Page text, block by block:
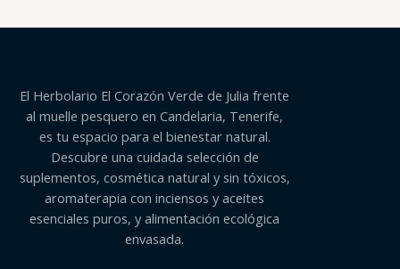
El Herbolario El Corazón Verde de Julia frente
al muelle pesquero en Candelaria, Tenerife,
es tu espacio para el bienestar natural.
Descubre una cuidada selección de
suplementos, cosmética natural y sin tóxicos,
aromaterapia con inciensos y aceites
esenciales puros, y alimentación ecológica
envasada.